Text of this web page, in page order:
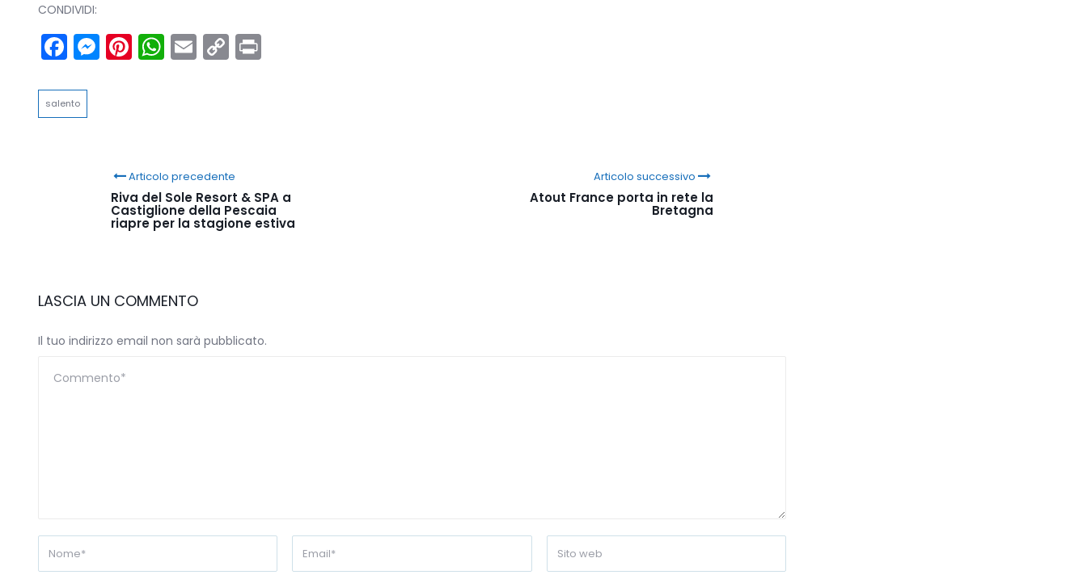
CONDIVIDI:
Facebook
Messenger
Pinterest
WhatsApp
Email
Copy
Link
salento
Articolo precedente
Riva del Sole Resort & SPA a
Castiglione della Pescaia
riapre per la stagione estiva
Articolo successivo
Atout France porta in rete la
Bretagna
LASCIA UN COMMENTO
Il tuo indirizzo email non sarà pubblicato.